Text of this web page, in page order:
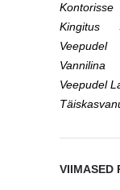
Kontorisse
Kingitus
Veepudel
Vannilina
Veepudel
VIIMASED